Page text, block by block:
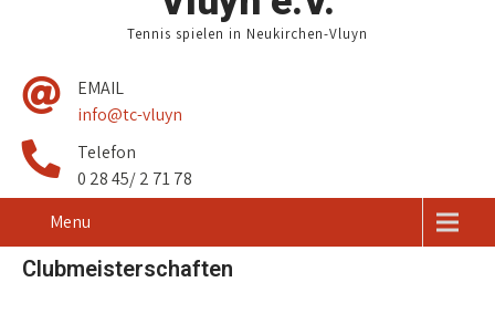
Tennis spielen in Neukirchen-Vluyn
EMAIL
info@tc-vluyn
Telefon
0 28 45/ 2 71 78
Menu
Clubmeisterschaften